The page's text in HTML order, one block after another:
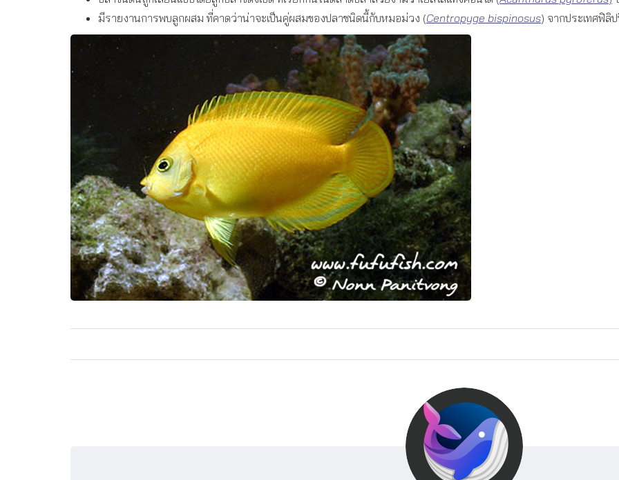
มีรายงานการพบลูกผสม ที่คาดว่าน่าจะเป็นคู่ผสมของปลาชนิดนี้กับหมอม่วง (Centropyge bispinosus) จากประเทศฟิลิ